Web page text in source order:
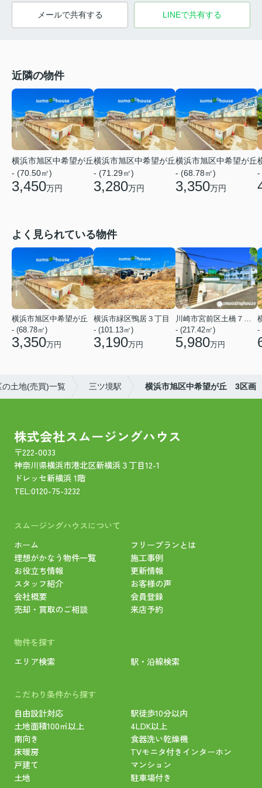
メールで共有する LINEで共有する
近隣の物件
横浜市旭区中希望が丘
- (70.50㎡)
3,450万円
横浜市旭区中希望が丘
- (71.29㎡)
3,280万円
横浜市旭区中希望が丘
- (68.78㎡)
3,350万円
-
よく見られている物件
横浜市旭区中希望が丘
- (68.78㎡)
3,350万円
横浜市緑区鴨居３丁目
- (101.13㎡)
3,190万円
川崎市宮前区土橋７丁目
- (217.42㎡)
5,980万円
-
の土地(売買)一覧 三ツ境駅 横浜市旭区中希望が丘 3区画
株式会社スムージングハウス
〒222-0033
神奈川県横浜市港北区新横浜３丁目12-1
ドレッセ新横浜 1階
TEL:0120-75-3232
スムージングハウスについて
ホーム
フリープランとは
理想がかなう物件一覧
施工事例
お役立ち情報
更新情報
スタッフ紹介
お客様の声
会社概要
会員登録
売却・買取のご相談
来店予約
物件を探す
エリア検索
駅・沿線検索
こだわり条件から探す
自由設計対応
駅徒歩10分以内
土地面積100㎡以上
4LDK以上
南向き
食器洗い乾燥機
床暖房
TVモニタ付きインターホン
戸建て
マンション
土地
駐車場付き